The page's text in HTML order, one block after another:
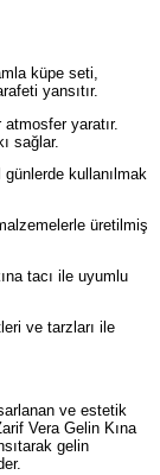
küpe seti,
yansıtır.
yaratır.
sağlar.
kullanılmak
üretilmiş
tacı ile uyumlu
ve tarzları ile
ve estetik
Vera Gelin Kına
gelin